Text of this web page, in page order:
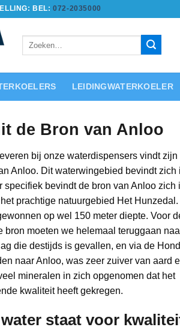
BEL:072-2035000
Zoeken
LEIDINGWATERKOELER
de Bron van Anloo
bij onze waterdispensers vindt zijn
Anloo. Dit waterwingebied bevindt zich
specifiek bevindt de bron van Anloo zich
prachtige natuurgebied Het
op wel 150 meter diepte. Voor
bron moeten we helemaal teruggaan
die destijds is gevallen, en via de
naar Anloo, was zeer zuiver van aard
mineralen in zich opgenomen dat het
kwaliteit heeft gekregen.
staat voor